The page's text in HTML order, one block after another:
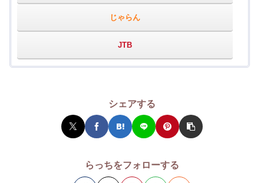
じゃらん
JTB
シェアする
らっちをフォローする